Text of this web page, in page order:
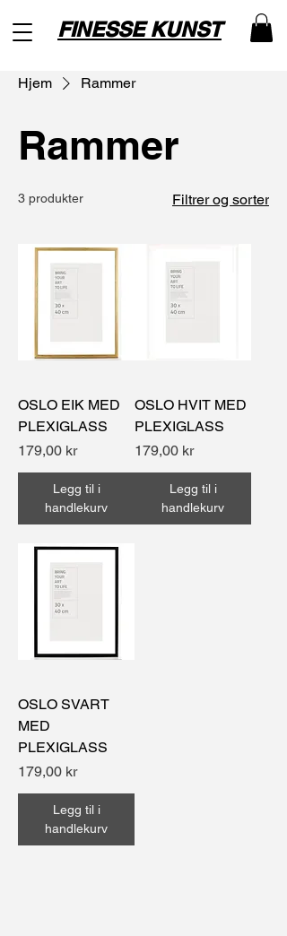
FINESSE KUNST
Hjem Rammer
Rammer
3 produkter Filtrer og sorter
OSLO EIK MED
PLEXIGLASS
Pris
179,00 kr
Legg til i
handlekurv
OSLO HVIT MED
PLEXIGLASS
Pris
179,00 kr
Legg til i
handlekurv
OSLO SVART
MED
PLEXIGLASS
Pris
179,00 kr
Legg til i
handlekurv